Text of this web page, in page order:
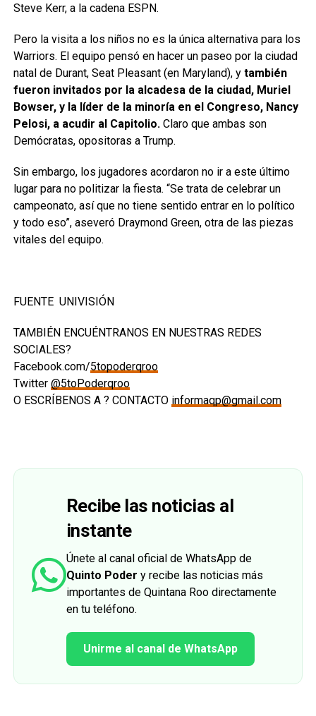
Steve Kerr, a la cadena ESPN.
Pero la visita a los niños no es la única alternativa para los
Warriors. El equipo pensó en hacer un paseo por la ciudad
natal de Durant, Seat Pleasant (en Maryland), y también
fueron invitados por la alcadesa de la ciudad, Muriel
Bowser, y la líder de la minoría en el Congreso, Nancy
Pelosi, a acudir al Capitolio. Claro que ambas son
Demócratas, opositoras a Trump.
Sin embargo, los jugadores acordaron no ir a este último
lugar para no politizar la fiesta. “Se trata de celebrar un
campeonato, así que no tiene sentido entrar en lo político
y todo eso”, aseveró Draymond Green, otra de las piezas
vitales del equipo.
FUENTE UNIVISIÓN
TAMBIÉN ENCUÉNTRANOS EN NUESTRAS REDES
SOCIALES?
Facebook.com/5topoderqroo
Twitter @5toPoderqroo
O ESCRÍBENOS A ? CONTACTO informaqp@gmail.com
Recibe las noticias al
instante
Únete al canal oficial de WhatsApp de
Quinto Poder y recibe las noticias más
importantes de Quintana Roo directamente
en tu teléfono.
Unirme al canal de WhatsApp